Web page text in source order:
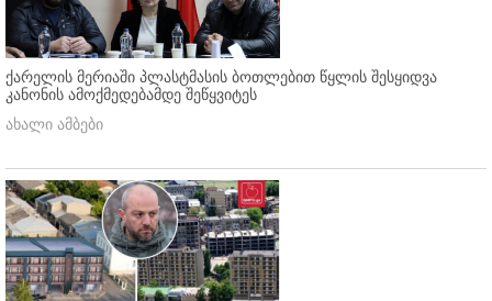
ქარელის მერიაში პლასტმასის ბოთლებით წყლის შესყიდვა
კანონის ამოქმედებამდე შეწყვიტეს
ახალი ამბები